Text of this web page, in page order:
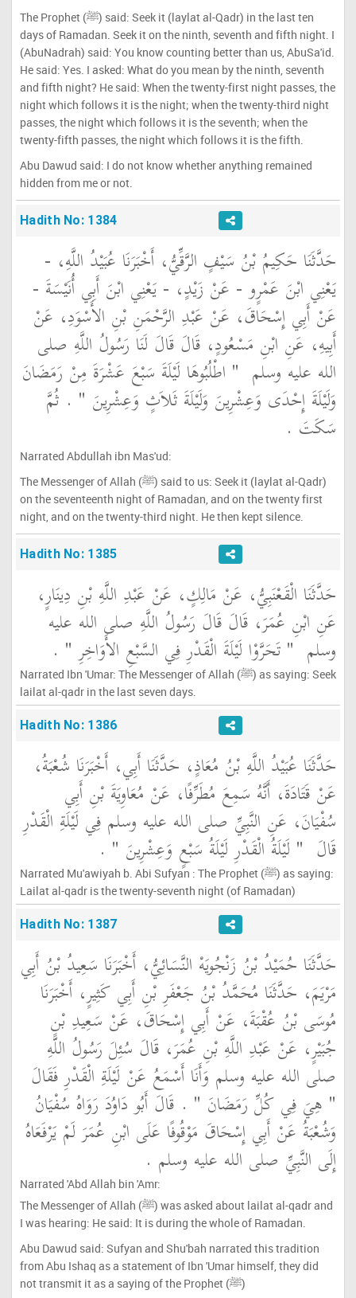
The Prophet (ﷺ) said: Seek it (laylat al-Qadr) in the last ten
days of Ramadan. Seek it on the ninth, seventh and fifth night. I
(AbuNadrah) said: You know counting better than us, AbuSa'id.
He said: Yes. I asked: What do you mean by the ninth, seventh
and fifth night? He said: When the twenty-first night passes, the
night which follows it is the night; when the twenty-third night
passes, the night which follows it is the seventh; when the
twenty-fifth passes, the night which follows it is the fifth.
Abu Dawud said: I do not know whether anything remained
hidden from me or not.
Hadith No: 1384
حَدَّثَنَا حَكِيمُ بْنُ سَيْفٍ الرَّقِّيُّ، أَخْبَرَنَا عُبَيْدُ اللَّهِ، -
يَعْنِي ابْنَ عَمْرٍو - عَنْ زَيْدٍ، - يَعْنِي ابْنَ أَبِي أُنَيْسَةَ -
عَنْ أَبِي إِسْحَاقَ، عَنْ عَبْدِ الرَّحْمَنِ بْنِ الأَسْوَدِ، عَنْ
أَبِيهِ، عَنِ ابْنِ مَسْعُودٍ، قَالَ قَالَ لَنَا رَسُولُ اللَّهِ صلى
الله عليه وسلم ‏ "‏ اطْلُبُوهَا لَيْلَةَ سَبْعَ عَشْرَةَ مِنْ رَمَضَانَ
وَلَيْلَةَ إِحْدَى وَعِشْرِينَ وَلَيْلَةَ ثَلاَثٍ وَعِشْرِينَ ‏" ‏ ‏.‏ ثُمَّ
سَكَتَ ‏.‏
Narrated Abdullah ibn Mas'ud:
The Messenger of Allah (ﷺ) said to us: Seek it (laylat al-Qadr)
on the seventeenth night of Ramadan, and on the twenty first
night, and on the twenty-third night. He then kept silence.
Hadith No: 1385
حَدَّثَنَا الْقَعْنَبِيُّ، عَنْ مَالِكٍ، عَنْ عَبْدِ اللَّهِ بْنِ دِينَارٍ،
عَنِ ابْنِ عُمَرَ، قَالَ قَالَ رَسُولُ اللَّهِ صلى الله عليه
وسلم ‏ "‏ تَحَرَّوْا لَيْلَةَ الْقَدْرِ فِي السَّبْعِ الأَوَاخِرِ ‏" ‏ ‏.‏
Narrated Ibn 'Umar: The Messenger of Allah (ﷺ) as saying: Seek
lailat al-qadr in the last seven days.
Hadith No: 1386
حَدَّثَنَا عُبَيْدُ اللَّهِ بْنُ مُعَاذٍ، حَدَّثَنَا أَبِي، أَخْبَرَنَا شُعْبَةُ،
عَنْ قَتَادَةَ، أَنَّهُ سَمِعَ مُطَرِّفًا، عَنْ مُعَاوِيَةَ بْنِ أَبِي
سُفْيَانَ، عَنِ النَّبِيِّ صلى الله عليه وسلم فِي لَيْلَةِ الْقَدْرِ
قَالَ ‏ "‏ لَيْلَةُ الْقَدْرِ لَيْلَةُ سَبْعٍ وَعِشْرِينَ ‏" ‏ ‏.‏
Narrated Mu'awiyah b. Abi Sufyan : The Prophet (ﷺ) as saying:
Lailat al-qadr is the twenty-seventh night (of Ramadan)
Hadith No: 1387
حَدَّثَنَا حُمَيْدُ بْنُ زَنْجُويَهْ النَّسَائِيُّ، أَخْبَرَنَا سَعِيدُ بْنُ أَبِي
مَرْيَمَ، حَدَّثَنَا مُحَمَّدُ بْنُ جَعْفَرِ بْنِ أَبِي كَثِيرٍ، أَخْبَرَنَا
مُوسَى بْنُ عُقْبَةَ، عَنْ أَبِي إِسْحَاقَ، عَنْ سَعِيدِ بْنِ
جُبَيْرٍ، عَنْ عَبْدِ اللَّهِ بْنِ عُمَرَ، قَالَ سُئِلَ رَسُولُ اللَّهِ
صلى الله عليه وسلم وَأَنَا أَسْمَعُ عَنْ لَيْلَةِ الْقَدْرِ فَقَالَ ‏
"‏ هِيَ فِي كُلِّ رَمَضَانَ ‏" ‏ ‏.‏ قَالَ أَبُو دَاوُدَ رَوَاهُ سُفْيَانُ
وَشُعْبَةُ عَنْ أَبِي إِسْحَاقَ مَوْقُوفًا عَلَى ابْنِ عُمَرَ لَمْ يَرْفَعَاهُ
إِلَى النَّبِيِّ صلى الله عليه وسلم ‏.‏
Narrated 'Abd Allah bin 'Amr:
The Messenger of Allah (ﷺ) was asked about lailat al-qadr and
I was hearing: He said: It is during the whole of Ramadan.
Abu Dawud said: Sufyan and Shu'bah narrated this tradition
from Abu Ishaq as a statement of Ibn 'Umar himself, they did
not transmit it as a saying of the Prophet (ﷺ)